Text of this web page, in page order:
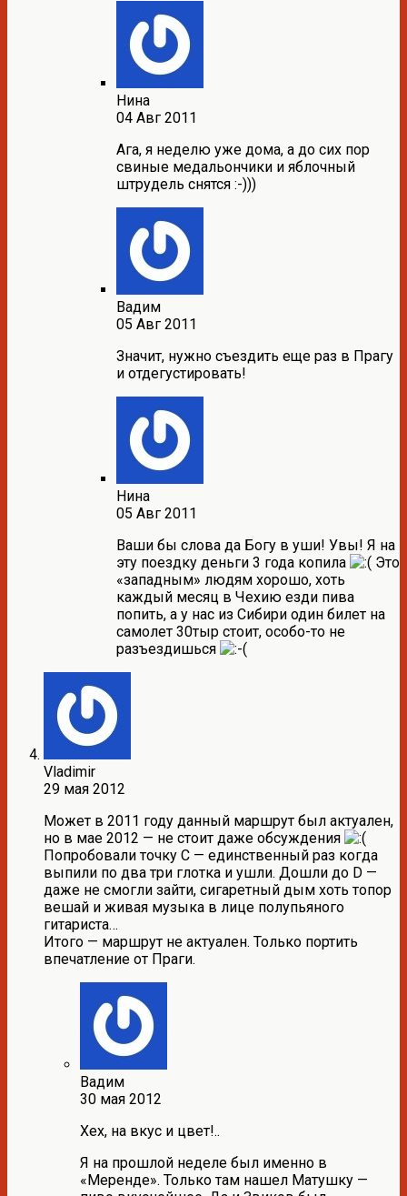
Нина
04 Авг 2011
Ага, я неделю уже дома, а до сих пор
свиные медальончики и яблочный
штрудель снятся :-)))
Вадим
05 Авг 2011
Значит, нужно съездить еще раз в Прагу
и отдегустировать!
Нина
05 Авг 2011
Ваши бы слова да Богу в уши! Увы! Я на
эту поездку деньги 3 года копила
Это
«западным» людям хорошо, хоть
каждый месяц в Чехию езди пива
попить, а у нас из Сибири один билет на
самолет 30тыр стоит, особо-то не
разъездишься
Vladimir
29 мая 2012
Может в 2011 году данный маршрут был актуален,
но в мае 2012 — не стоит даже обсуждения
Попробовали точку С — единственный раз когда
выпили по два три глотка и ушли. Дошли до D —
даже не смогли зайти, сигаретный дым хоть топор
вешай и живая музыка в лице полупьяного
гитариста…
Итого — маршрут не актуален. Только портить
впечатление от Праги.
Вадим
30 мая 2012
Хех, на вкус и цвет!..
Я на прошлой неделе был именно в
«Меренде». Только там нашел Матушку —